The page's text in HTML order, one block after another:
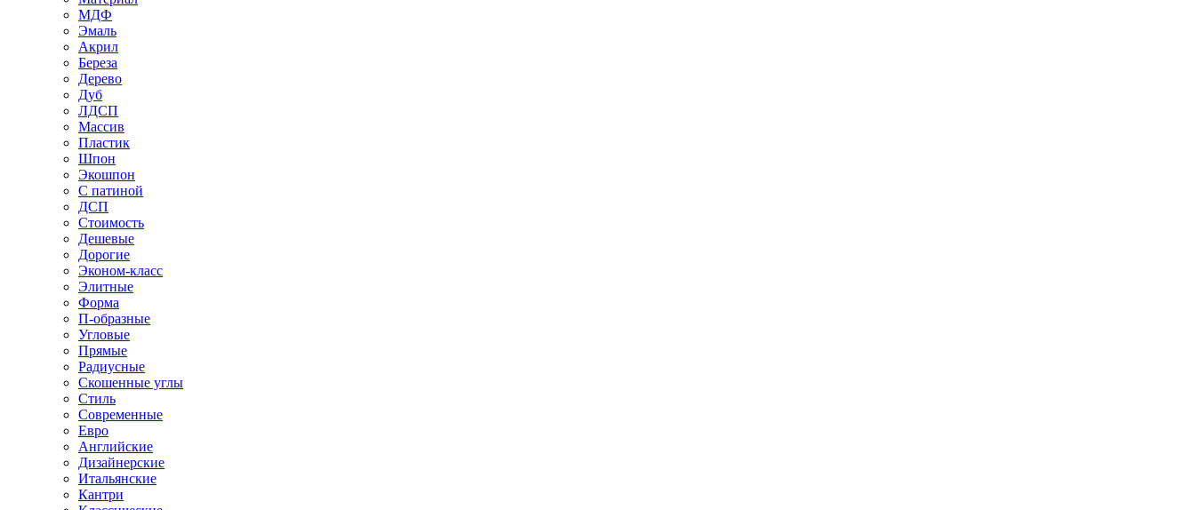
МДФ
Эмаль
Акрил
Береза
Дерево
Дуб
ЛДСП
Массив
Пластик
Шпон
Экошпон
С патиной
ДСП
Стоимость
Дешевые
Дорогие
Эконом-класс
Элитные
Форма
П-образные
Угловые
Прямые
Радиусные
Скошенные углы
Стиль
Современные
Евро
Английские
Дизайнерские
Итальянские
Кантри